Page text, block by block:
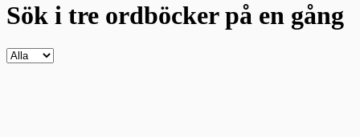
Sök i tre ordböckerpå en gång